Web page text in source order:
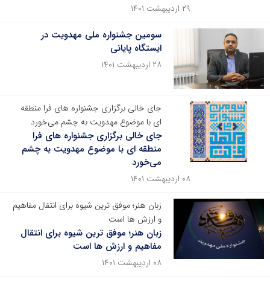
۲۹ اردیبهشت ۱۴۰۱
سومین جشنواره ملی مهدویت در
ایستگاه پایانی
۲۸ اردیبهشت ۱۴۰۱
جای خالی برگزاری جشنواره های فرا منطقه
ای با موضوع مهدویت به چشم می‌خورد
جای خالی برگزاری جشنواره های فرا
منطقه ای با موضوع مهدویت به چشم
می‌خورد
۰۸ اردیبهشت ۱۴۰۱
زبان هنر؛ موفق ترین شیوه برای انتقال مفاهیم
و ارزش ها است
زبان هنر؛ موفق ترین شیوه برای انتقال
مفاهیم و ارزش ها است
۰۸ اردیبهشت ۱۴۰۱